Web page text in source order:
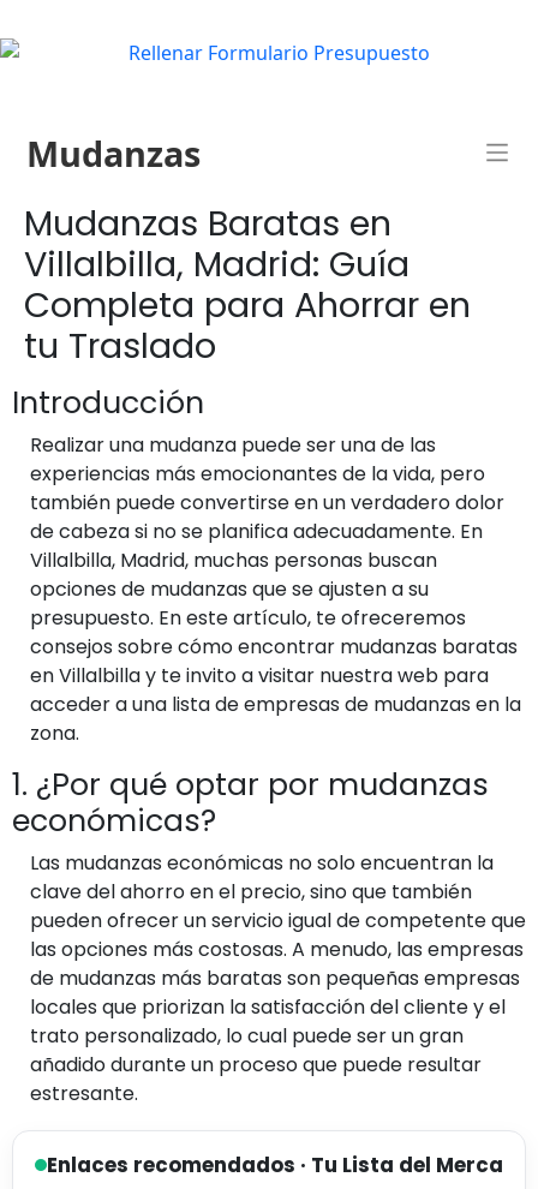
Mudanzas
Mudanzas Baratas en
Villalbilla, Madrid: Guía
Completa para Ahorrar en
tu Traslado
Introducción
Realizar una mudanza puede ser una de las
experiencias más emocionantes de la vida, pero
también puede convertirse en un verdadero dolor
de cabeza si no se planifica adecuadamente. En
Villalbilla, Madrid, muchas personas buscan
opciones de mudanzas que se ajusten a su
presupuesto. En este artículo, te ofreceremos
consejos sobre cómo encontrar mudanzas baratas
en Villalbilla y te invito a visitar nuestra web para
acceder a una lista de empresas de mudanzas en la
zona.
1. ¿Por qué optar por mudanzas
económicas?
Las mudanzas económicas no solo encuentran la
clave del ahorro en el precio, sino que también
pueden ofrecer un servicio igual de competente que
las opciones más costosas. A menudo, las empresas
de mudanzas más baratas son pequeñas empresas
locales que priorizan la satisfacción del cliente y el
trato personalizado, lo cual puede ser un gran
añadido durante un proceso que puede resultar
estresante.
Enlaces recomendados · Tu Lista del Merca